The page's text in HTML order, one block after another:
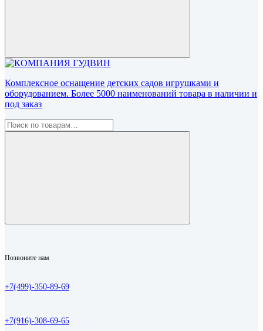
Комплексное оснащение детских садов игрушками и
оборудованием. Более 5000 наименований товара в наличии и
под заказ
Позвоните нам
+7(499)-350-89-69
+7(916)-308-69-65